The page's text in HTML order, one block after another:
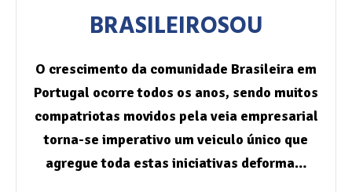
BRASILEIROSOU
O crescimento da comunidade Brasileira em
Portugal ocorre todos os anos, sendo muitos
compatriotas movidos pela veia empresarial
torna-se imperativo um veiculo único que
agregue toda estas iniciativas deforma…